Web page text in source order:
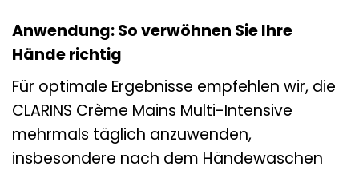
Anwendung: So verwöhnen Sie Ihre
Hände richtig
Für optimale Ergebnisse empfehlen wir, die
CLARINS Crème Mains Multi-Intensive
mehrmals täglich anzuwenden,
insbesondere nach dem Händewaschen